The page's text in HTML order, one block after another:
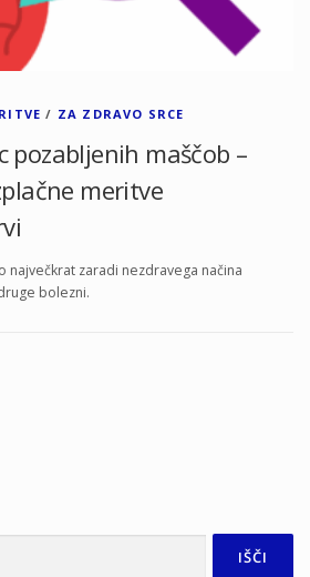
/ ZA ZDRAVO SRCE
pozabljenih maščob –
meritve
največkrat zaradi nezdravega načina
bolezni.